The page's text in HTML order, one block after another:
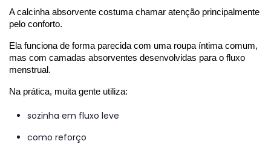
A calcinha absorvente costuma chamar atenção principalmente
pelo conforto.
Ela funciona de forma parecida com uma roupa íntima comum,
mas com camadas absorventes desenvolvidas para o fluxo
menstrual.
Na prática, muita gente utiliza:
sozinha em fluxo leve
como reforço